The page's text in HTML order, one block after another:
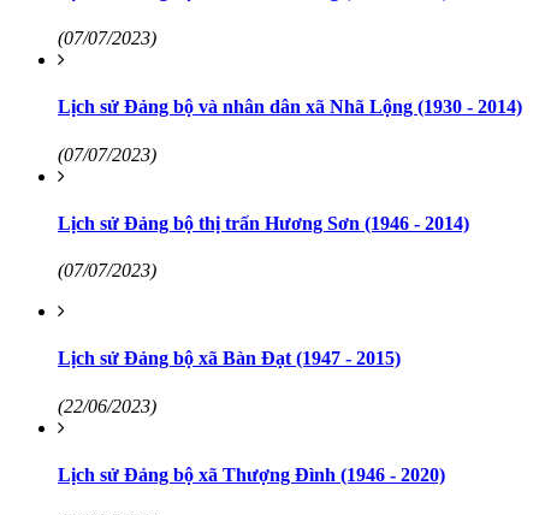
(07/07/2023)
Lịch sử Đảng bộ và nhân dân xã Nhã Lộng (1930 - 2014)
(07/07/2023)
Lịch sử Đảng bộ thị trấn Hương Sơn (1946 - 2014)
(07/07/2023)
Lịch sử Đảng bộ xã Bàn Đạt (1947 - 2015)
(22/06/2023)
Lịch sử Đảng bộ xã Thượng Đình (1946 - 2020)